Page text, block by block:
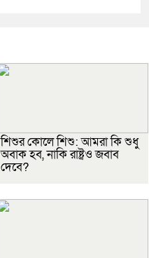
শিশুর কোলে শিশু: আমরা কি শুধু
অবাক হব, নাকি রাষ্ট্রও জবাব
দেবে?